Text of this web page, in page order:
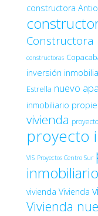
constructora
Constructora
constructoras
inversión
Estrella nuevo
inmobiliario
vivienda
proyecto
VIS Proyectos Centro Sur
vivienda Vivienda
Vivienda